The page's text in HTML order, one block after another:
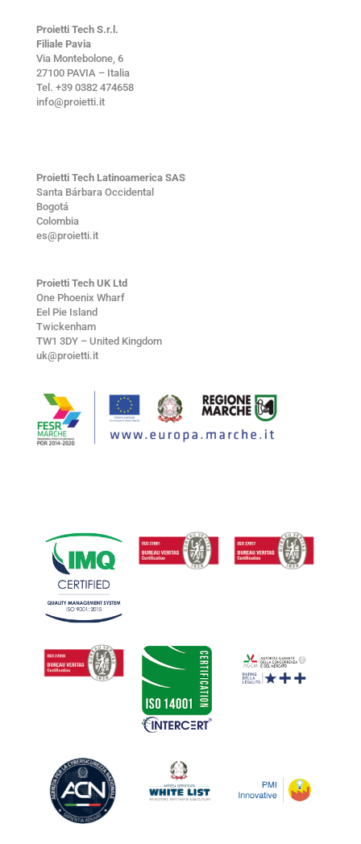
Proietti Tech S.r.l.
Filiale Pavia
Via Montebolone, 6
27100 PAVIA – Italia
Tel. +39 0382 474658
info@proietti.it
Proietti Tech Latinoamerica SAS
Santa Bárbara Occidental
Bogotá
Colombia
es@proietti.it
Proietti Tech UK Ltd
One Phoenix Wharf
Eel Pie Island
Twickenham
TW1 3DY – United Kingdom
uk@proietti.it